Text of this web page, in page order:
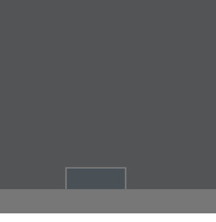
© 2019-2026